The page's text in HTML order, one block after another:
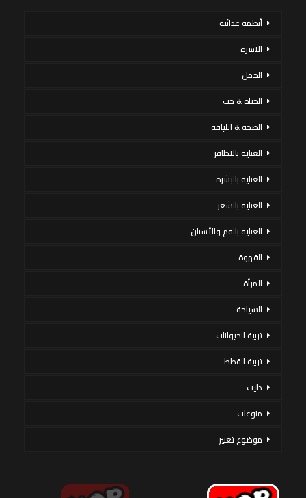
أنظمة غذائية
الاسرة
الحمل
الحياة & حب
الصحة & اللياقة
العناية بالاظافر
العناية بالبشرة
العناية بالشعر
العناية بالفم والأسنان
القهوة
المرأة
السياحة
تربية الحيوانات
تربية القطط
دايت
منوعات
موضوع تعبير